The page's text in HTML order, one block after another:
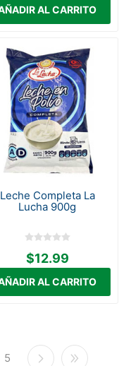
Leche Completa La
Lucha 900g
$12.99
5